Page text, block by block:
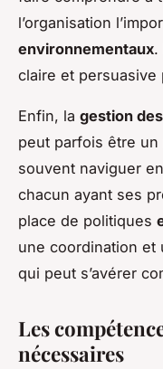
l’organisation
environnementaux.
claire et persuasive
Enfin, la gestion
peut parfois être
souvent naviguer
chacun ayant ses
place de politiques
une coordination et
qui peut s’avérer
Les
nécessaires